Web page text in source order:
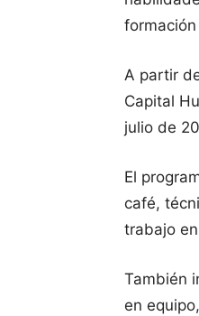
A partir
Capital
julio de
El
café,
trabajo
También
en